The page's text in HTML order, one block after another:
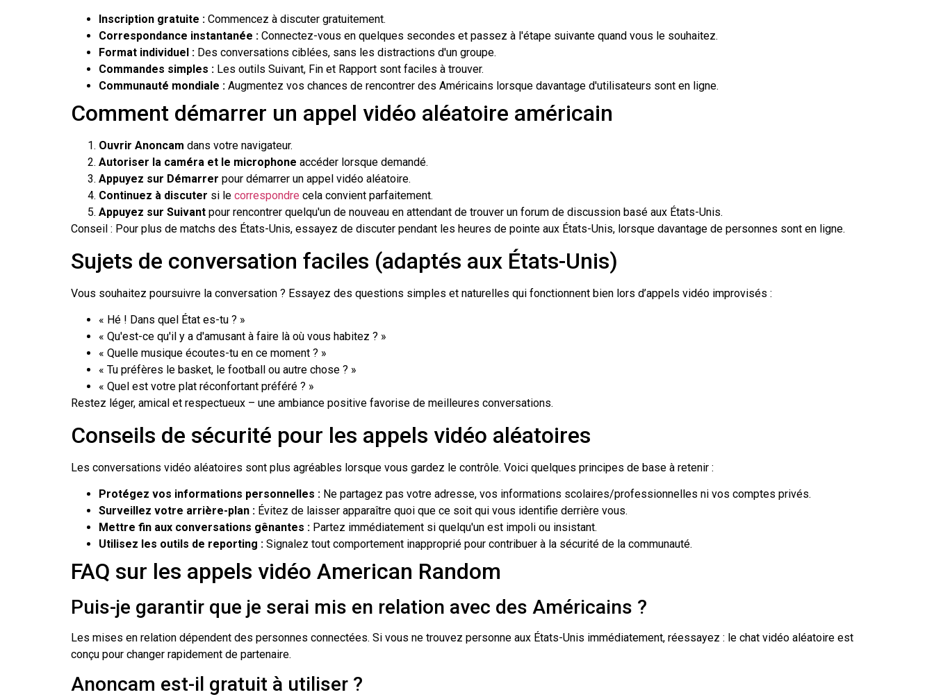
Inscription gratuite : Commencez à discuter gratuitement.
Correspondance instantanée : Connectez-vous en quelques secondes et passez à l'étape suivante quand vous le souhaitez.
Format individuel : Des conversations ciblées, sans les distractions d'un groupe.
Commandes simples : Les outils Suivant, Fin et Rapport sont faciles à trouver.
Communauté mondiale : Augmentez vos chances de rencontrer des Américains lorsque davantage d'utilisateurs sont en ligne.
Comment démarrer un appel vidéo aléatoire américain
Ouvrir Anoncam dans votre navigateur.
Autoriser la caméra et le microphone accéder lorsque demandé.
Appuyez sur Démarrer pour démarrer un appel vidéo aléatoire.
Continuez à discuter si le correspondre cela convient parfaitement.
Appuyez sur Suivant pour rencontrer quelqu'un de nouveau en attendant de trouver un forum de discussion basé aux États-Unis.
Conseil : Pour plus de matchs des États-Unis, essayez de discuter pendant les heures de pointe aux États-Unis, lorsque davantage de personnes sont en ligne.
Sujets de conversation faciles (adaptés aux États-Unis)
Vous souhaitez poursuivre la conversation ? Essayez des questions simples et naturelles qui fonctionnent bien lors d’appels vidéo improvisés :
« Hé ! Dans quel État es-tu ? »
« Qu'est-ce qu'il y a d'amusant à faire là où vous habitez ? »
« Quelle musique écoutes-tu en ce moment ? »
« Tu préfères le basket, le football ou autre chose ? »
« Quel est votre plat réconfortant préféré ? »
Restez léger, amical et respectueux – une ambiance positive favorise de meilleures conversations.
Conseils de sécurité pour les appels vidéo aléatoires
Les conversations vidéo aléatoires sont plus agréables lorsque vous gardez le contrôle. Voici quelques principes de base à retenir :
Protégez vos informations personnelles : Ne partagez pas votre adresse, vos informations scolaires/professionnelles ni vos comptes privés.
Surveillez votre arrière-plan : Évitez de laisser apparaître quoi que ce soit qui vous identifie derrière vous.
Mettre fin aux conversations gênantes : Partez immédiatement si quelqu'un est impoli ou insistant.
Utilisez les outils de reporting : Signalez tout comportement inapproprié pour contribuer à la sécurité de la communauté.
FAQ sur les appels vidéo American Random
Puis-je garantir que je serai mis en relation avec des Américains ?
Les mises en relation dépendent des personnes connectées. Si vous ne trouvez personne aux États-Unis immédiatement, réessayez : le chat vidéo aléatoire est
conçu pour changer rapidement de partenaire.
Anoncam est-il gratuit à utiliser ?